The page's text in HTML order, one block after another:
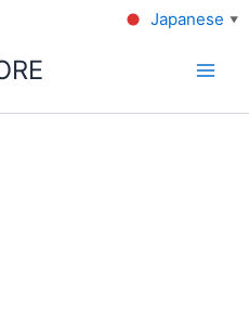
Japanese ▼